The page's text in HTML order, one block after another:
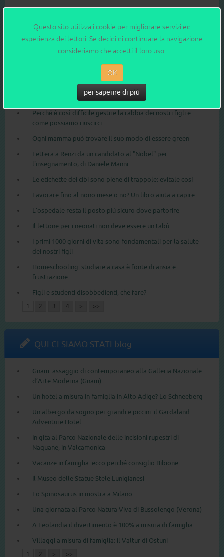
Questo sito utilizza i cookie per migliorare servizi ed
esperienza dei lettori. Se decidi di continuare la navigazione
consideriamo che accetti il loro uso.
OK
per saperne di più
archivio: Blog - l'opinione
Perché è così difficile gestire la rabbia dei nostri figli e
come possiamo riuscirci
Ogni mamma può trovare il suo modo di essere green
Lettera a Renzi da un candidato al "Nobel" per
l'insegnamento, di Daniele Manni
Le etichette dei cibi sono piene di trappole: evitale così
Lavorare fino al nono mese o no? Un libro aiuta a capire
L'ospedale resta il posto più sicuro dove partorire
Il lettone per i neonati non deve essere un tabù
I primi 1000 giorni di vita sono fondamentali per la salute
dei nostri figli
Homeschooling: studiare a casa è fonte di ansia e
frustrazione
Figli e studenti disobbedienti, che fare?
1 2 3 4 > >>
QUI CI SIAMO STATI blog
Gnam: assaggio di contemporaneo alla Galleria Nazionale
d’Arte Moderna (Gnam)
Un hotel a misura in famiglia in Alto Adige? Lo Schneeberg
Un albergo da sogno per grandi e piccini: il Gardaland
Adventure Hotel
In gita al Parco Nazionale delle incisioni rupestri di
Naquane, in Valcamonica
Vacanze in famiglia: ecco perché consiglio Bibione
Il Museo delle Statue Stele Lunigianesi
Lo Spinosaurus in mostra a Milano
Una giornata al Parco Natura Viva di Bussolengo (Verona)
A Leolandia il divertimento è 100% a misura di famiglia
Villaggi a misura di famiglia: il Valtur di Ostuni
1 2 > >>